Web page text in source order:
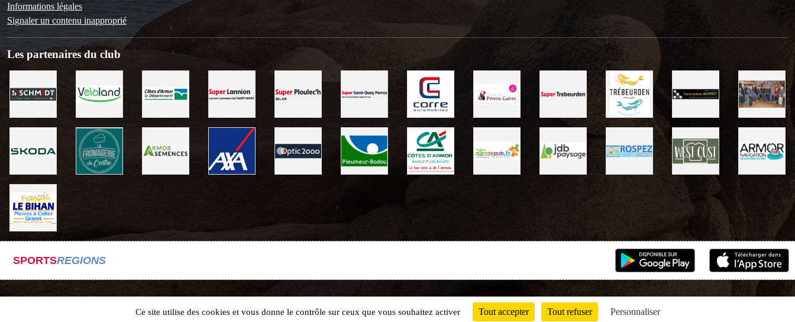
Informations légales
Signaler un contenu inapproprié
Les partenaires du club
SPORTSREGIONS
Ce site utilise des cookies et vous donne le contrôle sur ceux que vous souhaitez activer Tout accepter Tout refuser Personnaliser